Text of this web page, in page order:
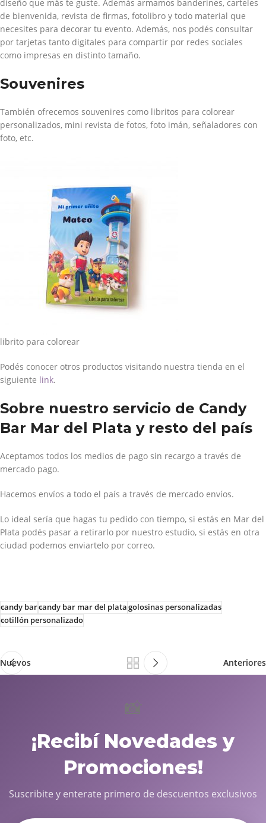
diseño que más te guste. Además armamos banderines, carteles
de bienvenida, revista de firmas, fotolibro y todo material que
necesites para decorar tu evento. Además, nos podés consultar
por tarjetas tanto digitales para compartir por redes sociales
como impresas en distinto tamaño.
Souvenires
También ofrecemos souvenires como libritos para colorear
personalizados, mini revista de fotos, foto imán, señaladores con
foto, etc.
librito para colorear
Podés conocer otros productos visitando nuestra tienda en el
siguiente link.
Sobre nuestro servicio de Candy
Bar Mar del Plata y resto del país
Aceptamos todos los medios de pago sin recargo a través de
mercado pago.
Hacemos envíos a todo el país a través de mercado envíos.
Lo ideal sería que hagas tu pedido con tiempo, si estás en Mar del
Plata podés pasar a retirarlo por nuestro estudio, si estás en otra
ciudad podemos enviartelo por correo.
candy barcandy bar mar del platagolosinas personalizadas
cotillón personalizado
Nuevos Anteriores
📸
¡Recibí Novedades y
Promociones!
Suscribite y enterate primero de descuentos exclusivos